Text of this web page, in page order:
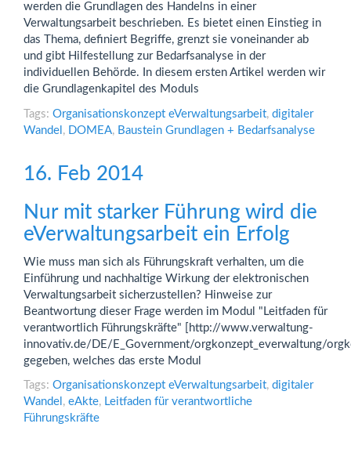
werden die Grundlagen des Handelns in einer
Verwaltungsarbeit beschrieben. Es bietet einen Einstieg in
das Thema, definiert Begriffe, grenzt sie voneinander ab
und gibt Hilfestellung zur Bedarfsanalyse in der
individuellen Behörde. In diesem ersten Artikel werden wir
die Grundlagenkapitel des Moduls
Tags: Organisationskonzept eVerwaltungsarbeit, digitaler
Wandel , DOMEA, Baustein Grundlagen + Bedarfsanalyse
16. Feb 2014
Nur mit starker Führung wird die
eVerwaltungsarbeit ein Erfolg
Wie muss man sich als Führungskraft verhalten, um die
Einführung und nachhaltige Wirkung der elektronischen
Verwaltungsarbeit sicherzustellen? Hinweise zur
Beantwortung dieser Frage werden im Modul "Leitfaden für
verantwortlich Führungskräfte" [http://www.verwaltung-
innovativ.de/DE/E_Government/orgkonzept_everwaltung/
gegeben, welches das erste Modul
Tags: Organisationskonzept eVerwaltungsarbeit, digitaler
Wandel , eAkte, Leitfaden für verantwortliche
Führungskräfte